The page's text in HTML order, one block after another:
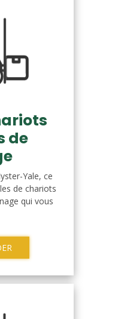
de
Yale, ce
de chariots
qui vous